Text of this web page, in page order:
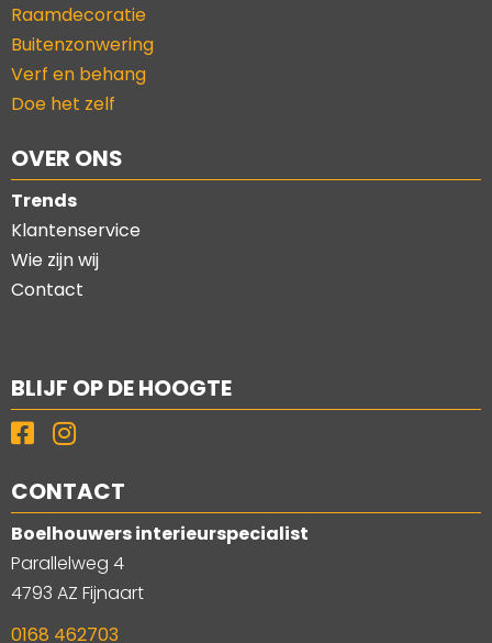
Raamdecoratie
Buitenzonwering
Verf en behang
Doe het zelf
OVER ONS
Trends
Klantenservice
Wie zijn wij
Contact
BLIJF OP DE HOOGTE
CONTACT
Boelhouwers interieurspecialist
Parallelweg 4
4793 AZ Fijnaart
0168 462703